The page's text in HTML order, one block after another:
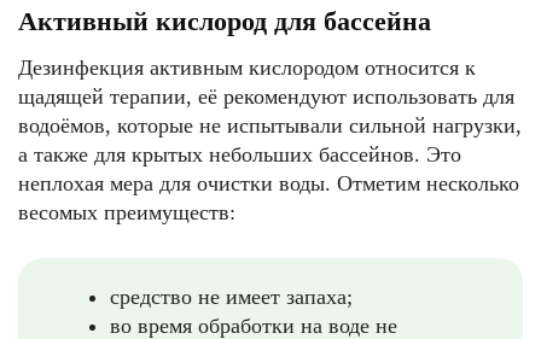
Активный кислород для бассейна
Дезинфекция активным кислородом относится к
щадящей терапии, её рекомендуют использовать для
водоёмов, которые не испытывали сильной нагрузки,
а также для крытых небольших бассейнов. Это
неплохая мера для очистки воды. Отметим несколько
весомых преимуществ:
средство не имеет запаха;
во время обработки на воде не